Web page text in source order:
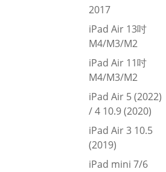
2017
iPad Air 13吋
M4/M3/M2
iPad Air 11吋
M4/M3/M2
iPad Air 5 (2022)
/ 4 10.9 (2020)
iPad Air 3 10.5
(2019)
iPad mini 7/6